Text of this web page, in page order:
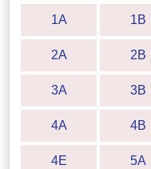
1A 1B
2A 2B
3A 3B
4A 4B
4E 5A